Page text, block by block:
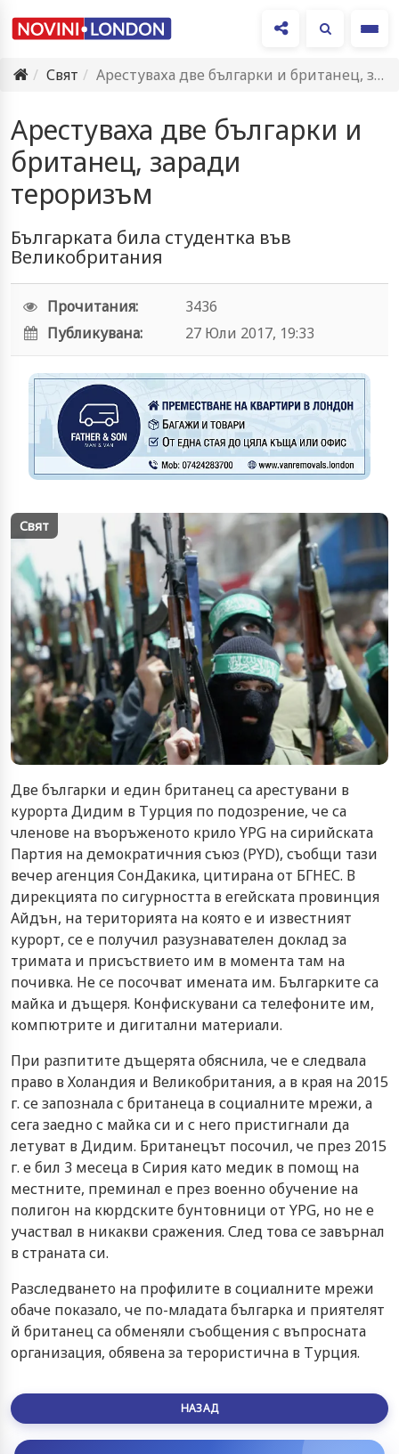
Свят
Арестуваха две българки и британец, заради тероризъм
Арестуваха две българки и
британец, заради
тероризъм
Българката била студентка във
Великобритания
Прочитания:
3436
Публикувана:
27 Юли 2017, 19:33
Свят
Две българки и един британец са арестувани в
курорта Дидим в Турция по подозрение, че са
членове на въоръженото крило YPG на сирийската
Партия на демократичния съюз (PYD), съобщи тази
вечер агенция СонДакика, цитирана от БГНЕС. В
дирекцията по сигурността в егейската провинция
Айдън, на територията на която е и известният
курорт, се е получил разузнавателен доклад за
тримата и присъствието им в момента там на
почивка. Не се посочват имената им. Българките са
майка и дъщеря. Конфискувани са телефоните им,
компютрите и дигитални материали.
При разпитите дъщерята обяснила, че е следвала
право в Холандия и Великобритания, а в края на 2015
г. се запознала с британеца в социалните мрежи, а
сега заедно с майка си и с него пристигнали да
летуват в Дидим. Британецът посочил, че през 2015
г. е бил 3 месеца в Сирия като медик в помощ на
местните, преминал е през военно обучение на
полигон на кюрдските бунтовници от YPG, но не е
участвал в никакви сражения. След това се завърнал
в страната си.
Разследването на профилите в социалните мрежи
обаче показало, че по-младата българка и приятелят
й британец са обменяли съобщения с въпросната
организация, обявена за терористична в Турция.
НАЗАД